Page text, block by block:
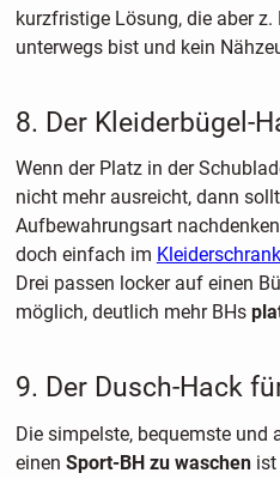
kurzfristige Lösung, die aber
unterwegs bist und kein
8. Der Kleiderbügel-
Wenn der Platz in der
nicht mehr ausreicht, dann
Aufbewahrungsart
doch einfach im Kleiderschrank
Drei passen locker auf einen
möglich, deutlich mehr BHs
9. Der Dusch-Hack
Die simpelste, bequemste und
einen Sport-BH zu waschenist